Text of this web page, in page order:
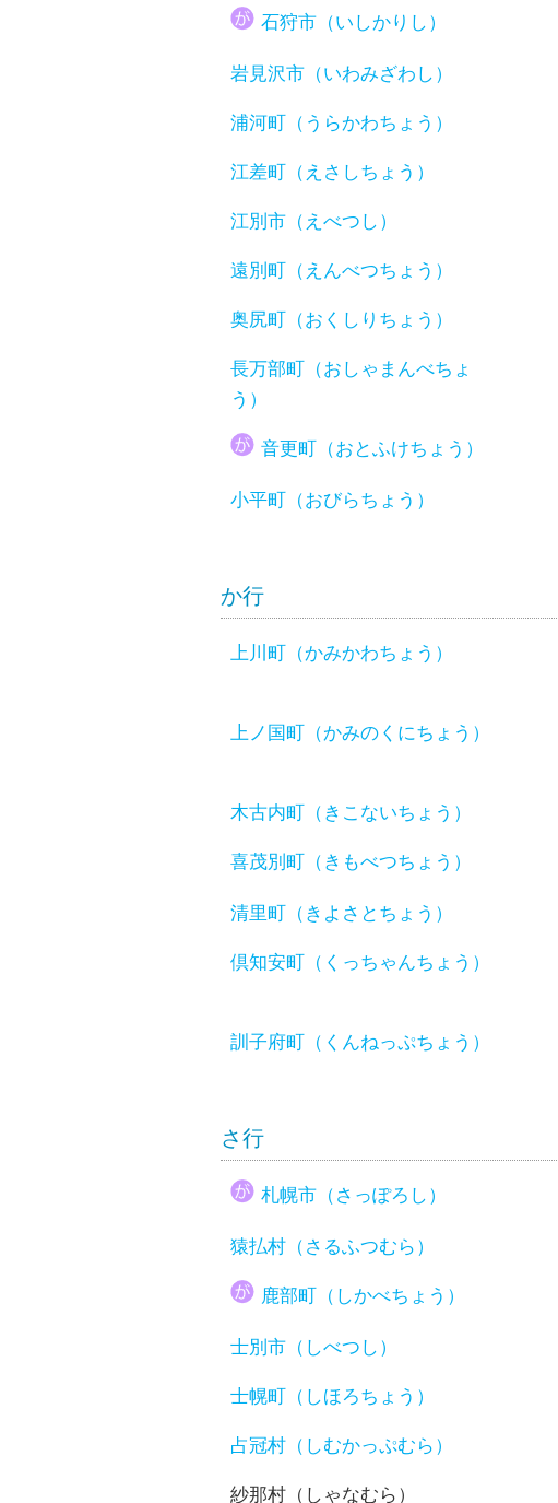
石狩市（いしかりし）
岩見沢市（いわみざわし）
浦河町（うらかわちょう）
江差町（えさしちょう）
江別市（えべつし）
遠別町（えんべつちょう）
奥尻町（おくしりちょう）
長万部町（おしゃまんべちょ
う）
音更町（おとふけちょう）
小平町（おびらちょう）
か行
上川町（かみかわちょう）
上ノ国町（かみのくにちょう）
木古内町（きこないちょう）
喜茂別町（きもべつちょう）
清里町（きよさとちょう）
倶知安町（くっちゃんちょう）
訓子府町（くんねっぷちょう）
さ行
札幌市（さっぽろし）
猿払村（さるふつむら）
鹿部町（しかべちょう）
士別市（しべつし）
士幌町（しほろちょう）
占冠村（しむかっぷむら）
紗那村（しゃなむら）